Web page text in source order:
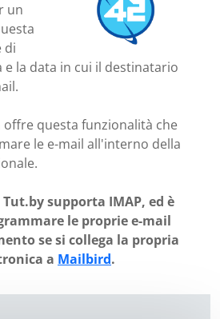
un
di
e la data in cui il destinatario
questa funzionalità che
le e-mail all'interno della
supporta IMAP, ed è
le proprie e-mail
se si collega la propria
a Mailbird.